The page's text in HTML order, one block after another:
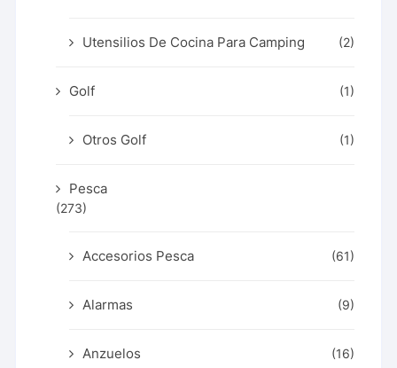
Utensilios De Cocina Para Camping (2)
Golf (1)
Otros Golf (1)
Pesca
(273)
Accesorios Pesca (61)
Alarmas (9)
Anzuelos (16)